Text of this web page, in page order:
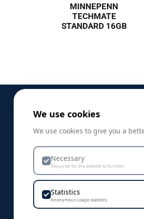
MINNEPENN
TECHMATE
STANDARD 16GB
Profilklær
Profilprodukter
Nyheter
Mat og drikkeprodukter
We use cookies
We use cookies to give you a
Necessary
Required for the website to function
Statistics
Anonymous usage statistics